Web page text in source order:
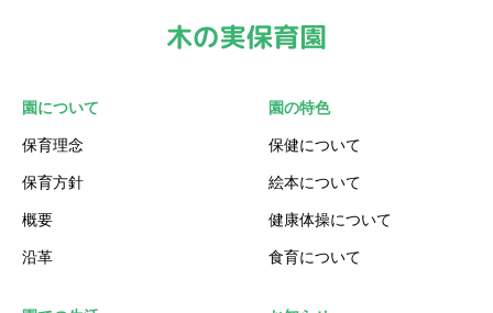
園について
保育理念
保育方針
概要
沿革
園の特色
保健について
絵本について
健康体操について
食育について